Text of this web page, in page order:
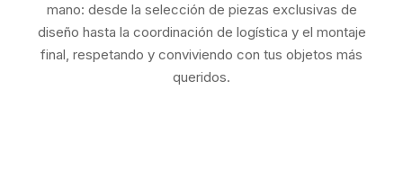
mano: desde la selección de piezas exclusivas de
diseño hasta la coordinación de logística y el montaje
final, respetando y conviviendo con tus objetos más
queridos.